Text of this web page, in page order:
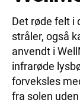
Det røde felt i
stråler, også
anvendt i
infrarøde
forveksles
fra solen